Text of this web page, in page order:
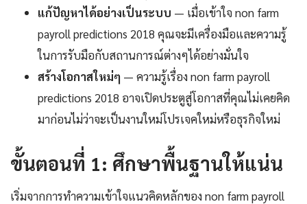
แก้ปัญหาได้อย่างเป็นระบบ — เมื่อเข้าใจ non farm
payroll predictions 2018 คุณจะมีเครื่องมือและความรู้
ในการรับมือกับสถานการณ์ต่างๆได้อย่างมั่นใจ
สร้างโอกาสใหม่ๆ — ความรู้เรื่อง non farm payroll
predictions 2018 อาจเปิดประตูสู่โอกาสที่คุณไม่เคยคิด
มาก่อนไม่ว่าจะเป็นงานใหม่โปรเจคใหม่หรือธุรกิจใหม่
ขั้นตอนที่ 1: ศึกษาพื้นฐานให้แน่น
เริ่มจากการทำความเข้าใจแนวคิดหลักของ non farm payroll